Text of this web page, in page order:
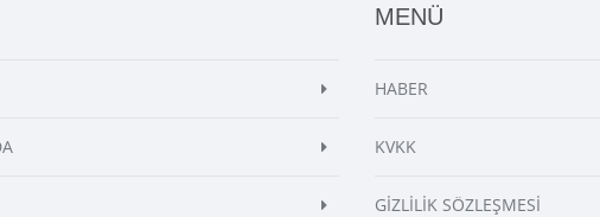
MENÜ
HABER
KVKK
GİZLİLİK SÖZLEŞMESİ